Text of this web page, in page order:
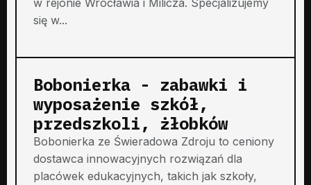
się w...
Bobonierka - zabawki i
wyposażenie szkół,
przedszkoli, żłobków
Bobonierka ze Świeradowa Zdroju to ceniony
dostawca innowacyjnych rozwiązań dla
placówek edukacyjnych, takich jak szkoły,